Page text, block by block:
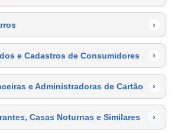
›
e Cadastros de Consumidores ›
e Administradoras de Cartão ›
Casas Noturnas e Similares ›